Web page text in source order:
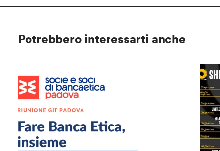
Potrebbero interessarti anche